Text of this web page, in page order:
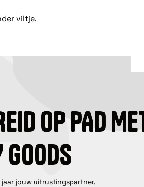
viltje.
OP PAD
jouw uitrustingspartner.